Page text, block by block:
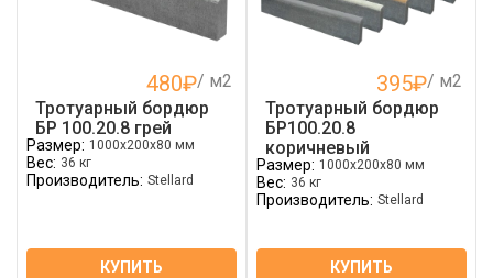
480₽/ м2
Тротуарный бордюр
БР 100.20.8 грей
Размер: 1000х200х80 мм
Вес: 36 кг
Производитель: Stellard
КУПИТЬ
395₽/ м2
Тротуарный бордюр
БР100.20.8
коричневый
Размер: 1000х200х80 мм
Вес: 36 кг
Производитель: Stellard
КУПИТЬ